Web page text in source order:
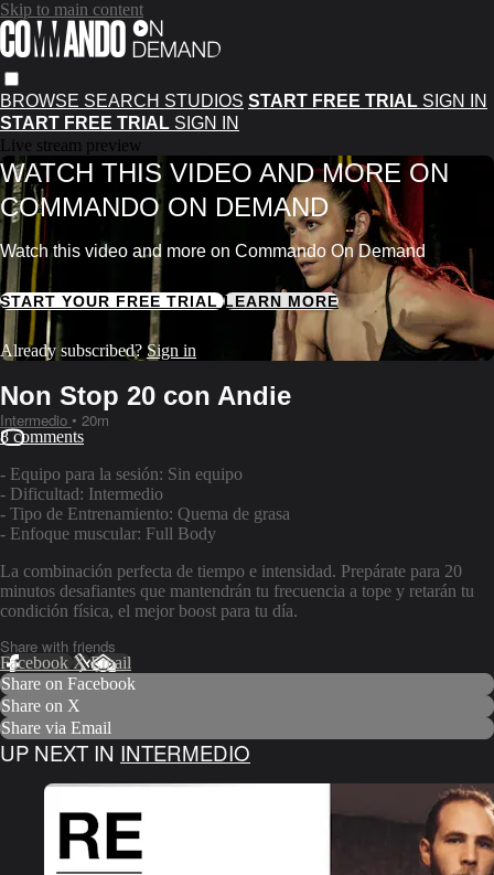
Skip to main content
BROWSE SEARCH STUDIOS START FREE TRIAL SIGN IN
START FREE TRIAL SIGN IN
Live stream preview
WATCH THIS VIDEO AND MORE ON
COMMANDO ON DEMAND
Watch this video and more on Commando On Demand
START YOUR FREE TRIALLEARN MORE
Already subscribed? Sign in
Non Stop 20 con Andie
Intermedio • 20m
8 comments
- Equipo para la sesión: Sin equipo
- Dificultad: Intermedio
- Tipo de Entrenamiento: Quema de grasa
- Enfoque muscular: Full Body
La combinación perfecta de tiempo e intensidad. Prepárate para 20
minutos desafiantes que mantendrán tu frecuencia a tope y retarán tu
condición física, el mejor boost para tu día.
Share with friends
Facebook XEmail
Share on Facebook
Share on X
Share via Email
UP NEXT IN INTERMEDIO